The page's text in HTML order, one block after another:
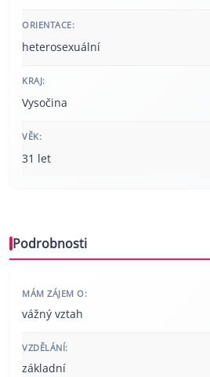
ORIENTACE:
heterosexuální
KRAJ:
Vysočina
VĚK:
31 let
Podrobnosti
MÁM ZÁJEM O:
vážný vztah
VZDĚLÁNÍ:
základní